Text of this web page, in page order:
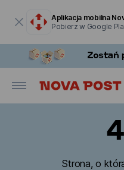
Aplikacja mobilna
Pobierz w Google
Strona, o